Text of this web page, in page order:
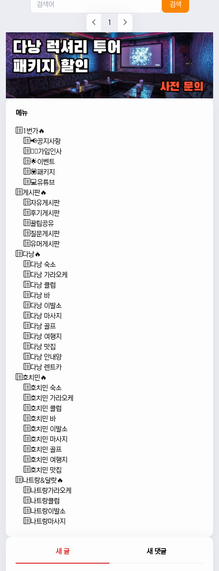
검색
1
메뉴
1번가🔥
📢공지사항
🙇‍♂️가입인사
🌟이벤트
💟패키지
💻유튜브
게시판🔥
자유게시판
후기게시판
꿀팁공유
질문게시판
유머게시판
다낭🔥
다낭 숙소
다낭 가라오케
다낭 클럽
다낭 바
다낭 이발소
다낭 마사지
다낭 골프
다낭 여행지
다낭 맛집
다낭 안내양
다낭 렌트카
호치민🔥
호치민 숙소
호치민 가라오케
호치민 클럽
호치민 바
호치민 이발소
호치민 마사지
호치민 골프
호치민 여행지
호치민 맛집
나트랑&달랏🔥
나트랑가라오케
나트랑클럽
나트랑이발소
나트랑마사지
새 글 새 댓글